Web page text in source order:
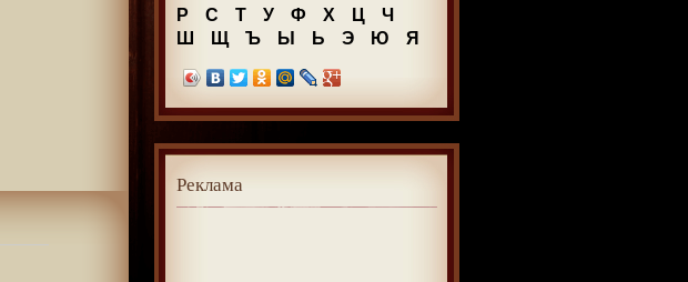
Р
С Т У Ф Х Ц
Ч
Ш
Щ Ъ Ы Ь Э Ю Я
Реклама